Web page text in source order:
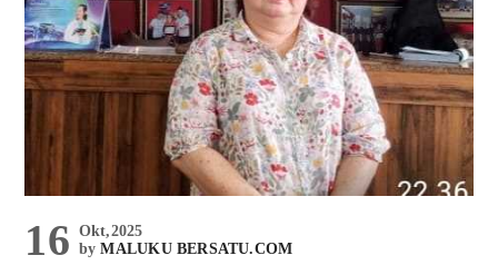
16 Okt,2025
byMALUKU BERSATU.COM